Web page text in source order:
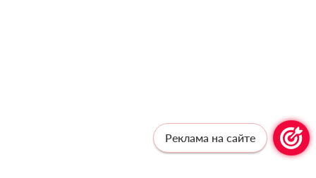
Реклама на сайте